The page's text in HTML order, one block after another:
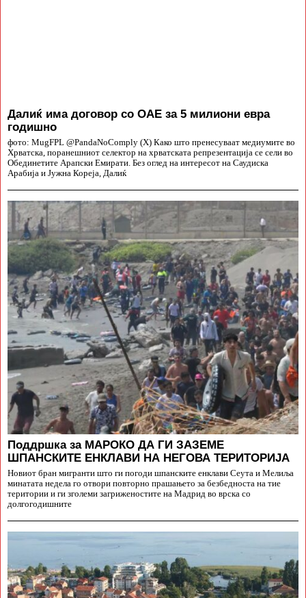
Далиќ има договор со ОАЕ за 5 милиони евра
годишно
фото: MugFPL @PandaNoComply (X) Како што пренесуваат медиумите во
Хрватска, поранешниот селектор на хрватската репрезентација се сели во
Обединетите Арапски Емирати. Без оглед на интересот на Саудиска
Арабија и Јужна Кореја, Далиќ
Поддршка за МАРОКО ДА ГИ ЗАЗЕМЕ
ШПАНСКИТЕ ЕНКЛАВИ НА НЕГОВА ТЕРИТОРИЈА
Новиот бран мигранти што ги погоди шпанските енклави Сеута и Мелиља
минатата недела го отвори повторно прашањето за безбедноста на тие
територии и ги зголеми загриженостите на Мадрид во врска со
долгогодишните